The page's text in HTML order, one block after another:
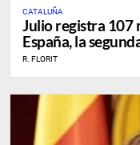
CATALUÑA
Julio registra 107
España, la
R. FLORIT